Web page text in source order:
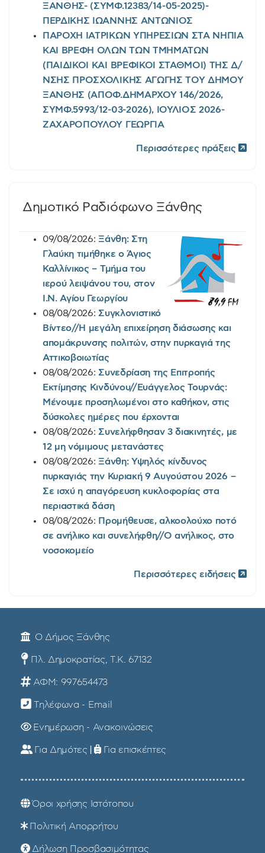
ΞΑΝΘΗΣ- (ΣΥΜΦ.12383/14-05-2025)-
ΠΕΡΔΙΚΗΣ ΙΩΑΝΝΗΣ ΑΝΤΩΝΙΟΣ
ΠΑΡΟΧΗ ΙΑΤΡΙΚΩΝ ΥΠΗΡΕΣΙΩΝ ΣΤΑ ΝΗΠΙΑ
ΚΑΙ ΒΡΕΦΗ ΟΛΩΝ ΤΩΝ ΤΜΗΜΑΤΩΝ
(ΠΑΙΔΙΚΟΙ ΚΑΙ ΒΡΕΦΙΚΟΙ ΣΤΑΘΜΟΙ) ΤΗΣ Δ/
ΝΣΗΣ ΠΡΟΣΧΟΛΙΚΗΣ ΑΓΩΓΗΣ ΤΟΥ ΔΗΜΟΥ
ΞΑΝΘΗΣ (ΑΠΟΦ.ΔΗΜΑΡΧΟΥ 146/2026,
ΣΥΜΦ.5993/12-03-2026), ΙΟΥΛΙΟΣ 2026-
ΖΑΧΑΡΟΠΟΥΛΟΥ ΓΕΩΡΓΙΑ
Περισσότερες πράξεις
Δημοτικό Ραδιόφωνο Ξάνθης
09/08/2026: Ξάνθη: Στη
Γλαύκη τιμήθηκε ο Άγιος
Καλλίνικος – Τμήμα του
ιερού λειψάνου του, στον
Ι.Ν. Αγίου Γεωργίου
08/08/2026: Συγκλονιστικό
Βίντεο//Η μεγάλη επιχείρηση διάσωσης και
απομάκρυνσης πολιτών, στην πυρκαγιά της
Αττικοβοιωτίας
08/08/2026: Συνεδρίαση της Επιτροπής
Εκτίμησης Κινδύνου//Ευάγγελος Τουρνάς:
Μένουμε προσηλωμένοι στο καθήκον, στις
δύσκολες ημέρες που έρχονται
08/08/2026: Συνελήφθησαν 3 διακινητές, με
12 μη νόμιμους μετανάστες
08/08/2026: Ξάνθη: Υψηλός κίνδυνος
πυρκαγιάς την Κυριακή 9 Αυγούστου 2026 –
Σε ισχύ η απαγόρευση κυκλοφορίας στα
περιαστικά δάση
08/08/2026: Προμήθευσε, αλκοολούχο ποτό
σε ανήλικο και συνελήφθη//Ο ανήλικος, στο
νοσοκομείο
Περισσότερες ειδήσεις
Ο Δήμος Ξάνθης
Πλ. Δημοκρατίας, Τ.Κ. 67132
ΑΦΜ: 997654473
Τηλέφωνα - Email
Ενημέρωση - Ανακοινώσεις
Για Δημότες | Για επισκέπτες
Όροι χρήσης Ιστότοπου
Πολιτική Απορρήτου
Δήλωση Προσβασιμότητας